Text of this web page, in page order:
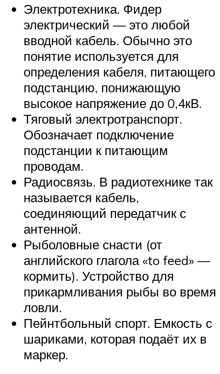
Электротехника. Фидер
электрический — это любой
вводной кабель. Обычно это
понятие используется для
определения кабеля, питающего
подстанцию, понижающую
высокое напряжение до 0,4кВ.
Тяговый электротранспорт.
Обозначает подключение
подстанции к питающим
проводам.
Радиосвязь. В радиотехнике так
называется кабель,
соединяющий передатчик с
антенной.
Рыболовные снасти (от
английского глагола «to feed» —
кормить). Устройство для
прикармливания рыбы во время
ловли.
Пейнтбольный спорт. Емкость с
шариками, которая подаёт их в
маркер.